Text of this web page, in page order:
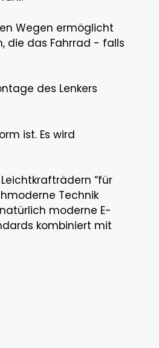
Wegen ermöglicht
die das Fahrrad - falls
des Lenkers
ist. Es wird
“für
Technik
moderne E-
kombiniert mit